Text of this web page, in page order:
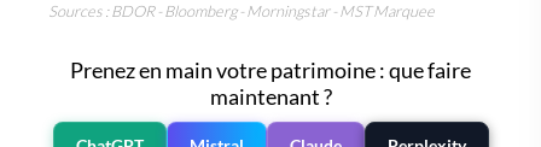
Sources : BDOR - Bloomberg - Morningstar - MST Marquee
Prenez en main votre patrimoine : que faire
maintenant ?